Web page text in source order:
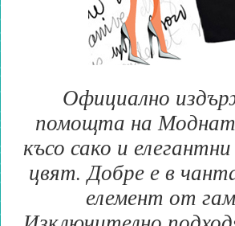
Официално
помощта на
късо сако и
цвят. Добре е в
елемент от